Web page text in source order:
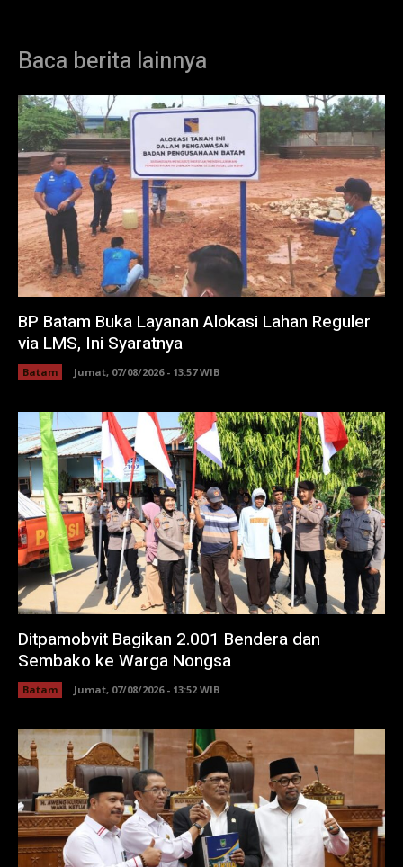
Baca berita lainnya
BP Batam Buka Layanan Alokasi Lahan Reguler
via LMS, Ini Syaratnya
Batam Jumat, 07/08/2026 - 13:57 WIB
Ditpamobvit Bagikan 2.001 Bendera dan
Sembako ke Warga Nongsa
Batam Jumat, 07/08/2026 - 13:52 WIB